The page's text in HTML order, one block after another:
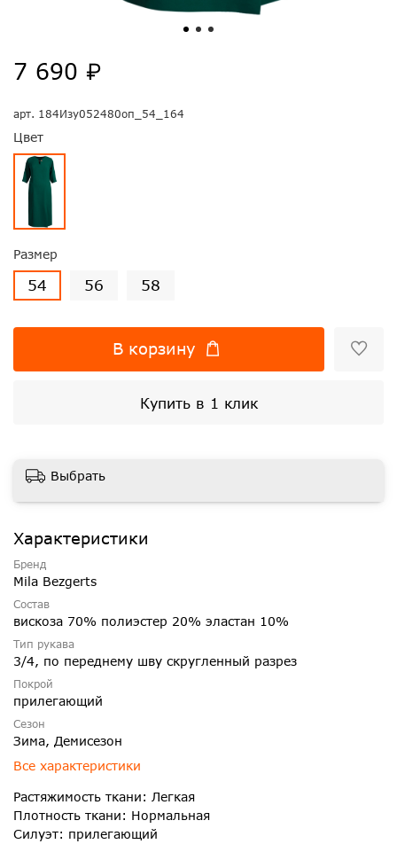
арт. 184Изу052480оп_54_164
Цвет
Размер
54 56 58
7 690 ₽
В корзину
Купить в 1 клик
Выбрать
Характеристики
Бренд
Mila Bezgerts
Состав
вискоза 70% полиэстер 20% эластан 10%
Тип рукава
3/4, по переднему шву скругленный разрез
Покрой
прилегающий
Сезон
Зима, Демисезон
Все характеристики
Растяжимость ткани: Легкая
Плотность ткани: Нормальная
Силуэт: прилегающий